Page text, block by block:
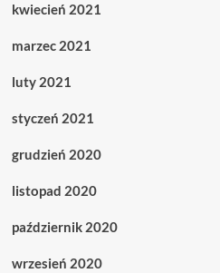
kwiecień 2021
marzec 2021
luty 2021
styczeń 2021
grudzień 2020
listopad 2020
październik 2020
wrzesień 2020